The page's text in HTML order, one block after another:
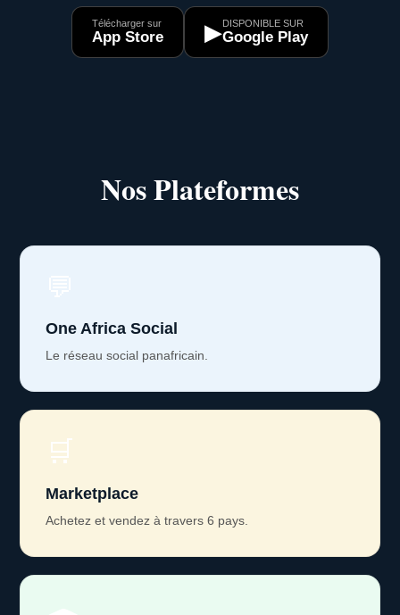
Télécharger sur
App Store ▶DISPONIBLE SUR
Google Play
Nos Plateformes
One Africa Social
Le réseau social panafricain.
🛒
Marketplace
Achetez et vendez à travers 6 pays.